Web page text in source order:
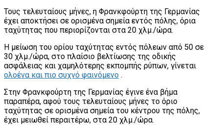
Τους τελευταίους μήνες, η Φρανκφούρτη της Γερμανίας
έχει αποκτήσει σε ορισμένα σημεία εντός πόλης, όρια
ταχύτητας που περιορίζονται στα 20 χλμ./ώρα.
H μείωση του ορίου ταχύτητας εντός πόλεων από 50 σε
30 χλμ./ώρα, στο πλαίσιο βελτίωσης της οδικής
ασφάλειας και χαμηλότερης εκπομπής ρύπων, γίνεται
ολοένα και πιο συχνό φαινόμενο .
Στην Φρανκφούρτη της Γερμανίας έγινε ένα βήμα
παραπέρα, αφού τους τελευταίους μήνες το όριο
ταχύτητας σε ορισμένα σημεία του κέντρου της πόλης,
έχει μειωθεί περαιτέρω, στα 20 χλμ./ώρα.